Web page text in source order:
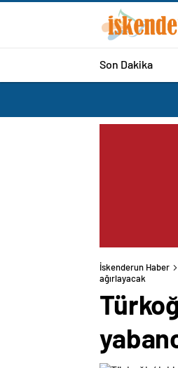
Son Dakika
İskenderun Haber
ağırlayacak